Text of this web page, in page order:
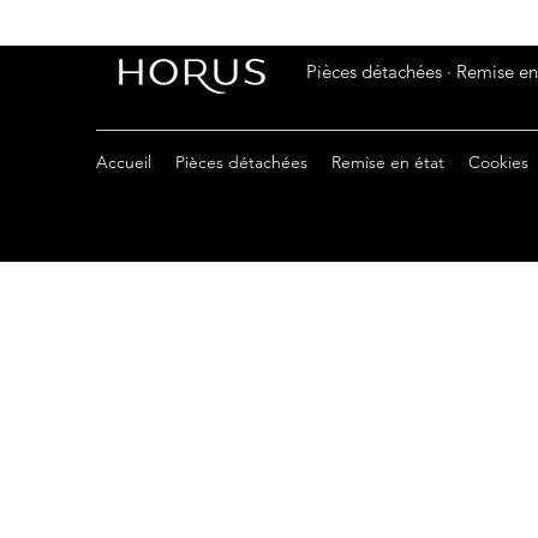
Pièces détachées · Remise
Accueil Pièces détachées Remise en état Cookies